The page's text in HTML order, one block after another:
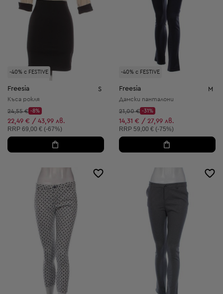
-40% с FESTIVE
Freesia S
Къса рокля
Начална цена:
24,55 €
Discount Price:
-8%
Намалена цена:
22,49 € / 43,99 лв.
Препоръчителна цена:
RRP 69,00 € (-67%)
-40% с FESTIVE
Freesia M
Дамски панталони
Начална цена:
21,00 €
Discount Price:
-31%
Намалена цена:
14,31 € / 27,99 лв.
Препоръчителна цена:
RRP 59,00 € (-75%)